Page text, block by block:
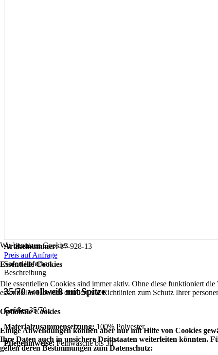
Artikelnummer:17-928-13
Preis auf Anfrage
Sofort lieferbar
Beschreibung
35/70 wollweiß mit Spitze
Größe:35/70
Materialzusammensetzung: 100% Polyester
Pflegehinweise:Feinwäsche bis 30°
Wir benutzen Cookies
Essentielle Cookies
Die essentiellen Cookies sind immer aktiv. Ohne diese funktioniert die
essentiellen Cookies erfüllen alle Richtlinien zum Schutz Ihrer
Optionale Cookies
Einige Anwendungen können aber nur mit Hilfe von Cookies
Ihre Daten auch in unsichere Drittstaaten weiterleiten könnten.
gelten deren Bestimmungen zum Datenschutz: